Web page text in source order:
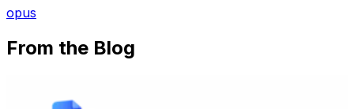
opus
From the Blog